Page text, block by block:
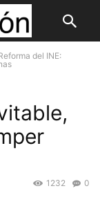
del INE:
0
1232